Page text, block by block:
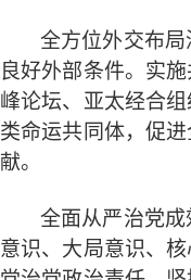
全方位外交布局
良好外部条件。
实
峰论坛、亚太经合
类命运共同体，促
献。
全面从严治党成
意识、大局意识、